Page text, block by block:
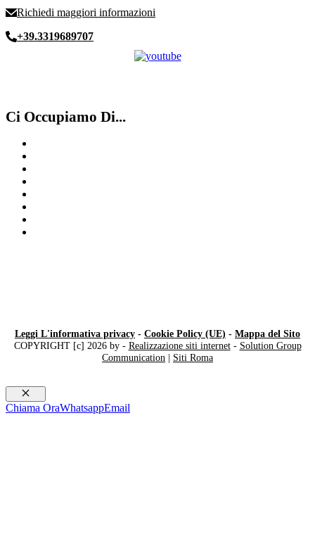
Richiedi maggiori informazioni
+39.3319689707
Ci Occupiamo Di...
Leggi L'informativa privacy - Cookie Policy (UE) - Mappa del Sito
COPYRIGHT [c] 2026 by - Realizzazione siti internet- Solution Group
Communication | Siti Roma
Chiudi
Chiama OraWhatsappEmail